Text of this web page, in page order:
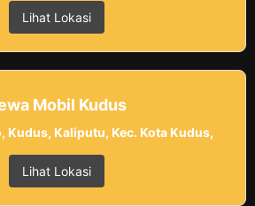
Lihat Lokasi
Mobil Kudus
Kudus, Kaliputu, Kec. Kota Kudus,
Lihat Lokasi